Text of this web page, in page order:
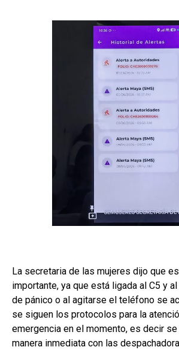
La secretaria de las mujeres dijo que
importante, ya que está ligada al C5 y
de pánico o al agitarse el teléfono se
se siguen los protocolos para la
emergencia en el momento, es decir
manera inmediata con las